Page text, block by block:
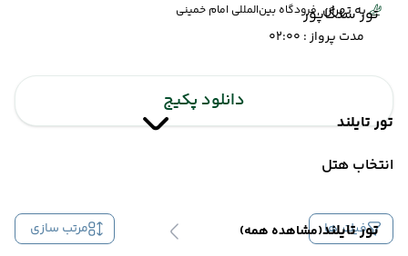
تور سنگاپور
تور تایلند
تور تایلند(مشاهده همه)
به تهران ,فرودگاه بین‌المللی امام خمینی
مدت پرواز : 02:00
دانلود پکیج
انتخاب هتل
فیلتر ها مرتب سازی